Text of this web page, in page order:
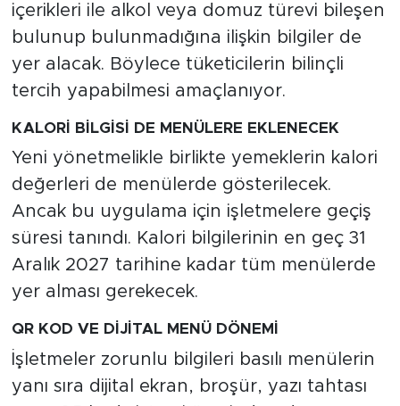
içerikleri ile alkol veya domuz türevi bileşen
bulunup bulunmadığına ilişkin bilgiler de
yer alacak. Böylece tüketicilerin bilinçli
tercih yapabilmesi amaçlanıyor.
KALORİ BİLGİSİ DE MENÜLERE EKLENECEK
Yeni yönetmelikle birlikte yemeklerin kalori
değerleri de menülerde gösterilecek.
Ancak bu uygulama için işletmelere geçiş
süresi tanındı. Kalori bilgilerinin en geç 31
Aralık 2027 tarihine kadar tüm menülerde
yer alması gerekecek.
QR KOD VE DİJİTAL MENÜ DÖNEMİ
İşletmeler zorunlu bilgileri basılı menülerin
yanı sıra dijital ekran, broşür, yazı tahtası